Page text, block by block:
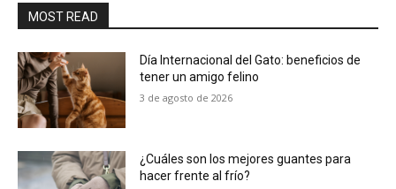
MOST READ
Día Internacional del Gato: beneficios de
tener un amigo felino
3 de agosto de 2026
¿Cuáles son los mejores guantes para
hacer frente al frío?